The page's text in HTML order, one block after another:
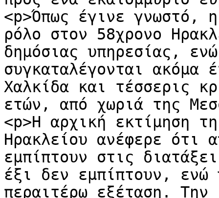
<p>Όπως έγινε γνωστό,
ρόλο στον 58χρονο
δημόσιας υπηρεσίας,
συγκαταλέγονται ακόμα
Χαλκίδα και τέσσερις
ετών, από χωριά της
<p>Η αρχική εκτίμηση
Ηρακλείου ανέφερε ότι
εμπίπτουν στις
έξι δεν εμπίπτουν, ενώ
περαιτέρω εξέταση.